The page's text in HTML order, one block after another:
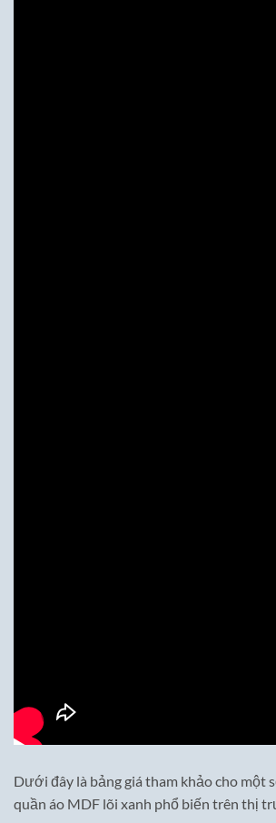
Dưới đây là bảng giá tham khảo cho một
quần áo MDF lõi xanh phổ biến trên thị